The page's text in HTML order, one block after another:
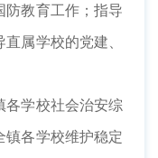
防教育工作；指导
属学校的党建、
学校社会治安综
镇各学校维护稳定